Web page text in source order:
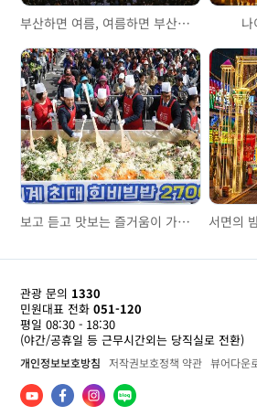
부산하면 여름, 여름하면 부산바다축제!
보고 듣고 맛보는 즐거움이 가득한 부산자갈치축제
관광 문의 1330
민원대표 전화 051-120
평일 08:30 - 18:30
(야간/공휴일 등 근무시간외는 당직실로 전환)
개인정보보호방침 저작권보호정책 약관 뷰어다운